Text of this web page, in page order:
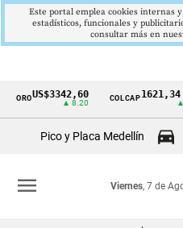
Cintillo
Colombia
OROUS$3342,60
▲ 8.20
COLCAP1621,34
▲
Pico y Placa Medellín
Viernes, 7 de
menu
Este portal emplea cookies internas
estadísticos, funcionales y
consultar más en